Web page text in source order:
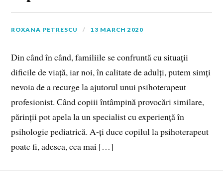
ROXANA PETRESCU 13 MARCH 2020
Din când în când, familiile se confruntă cu situații
dificile de viață, iar noi, în calitate de adulți, putem simți
nevoia de a recurge la ajutorul unui psihoterapeut
profesionist. Când copiii întâmpină provocări similare,
părinții pot apela la un specialist cu experiență în
psiholo­gie pediatrică. A-ți duce copilul la psihoterapeut
poate fi, adesea, cea mai […]